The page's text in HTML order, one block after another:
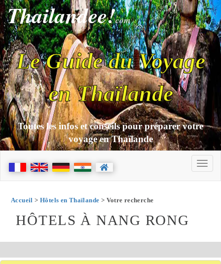
Thailandee!com
Le Guide du Voyage
en Thaïlande
Toutes les infos et conseils pour préparer votre
voyage en Thaïlande
Accueil > Hôtels en Thaïlande > Votre recherche
HÔTELS À NANG RONG